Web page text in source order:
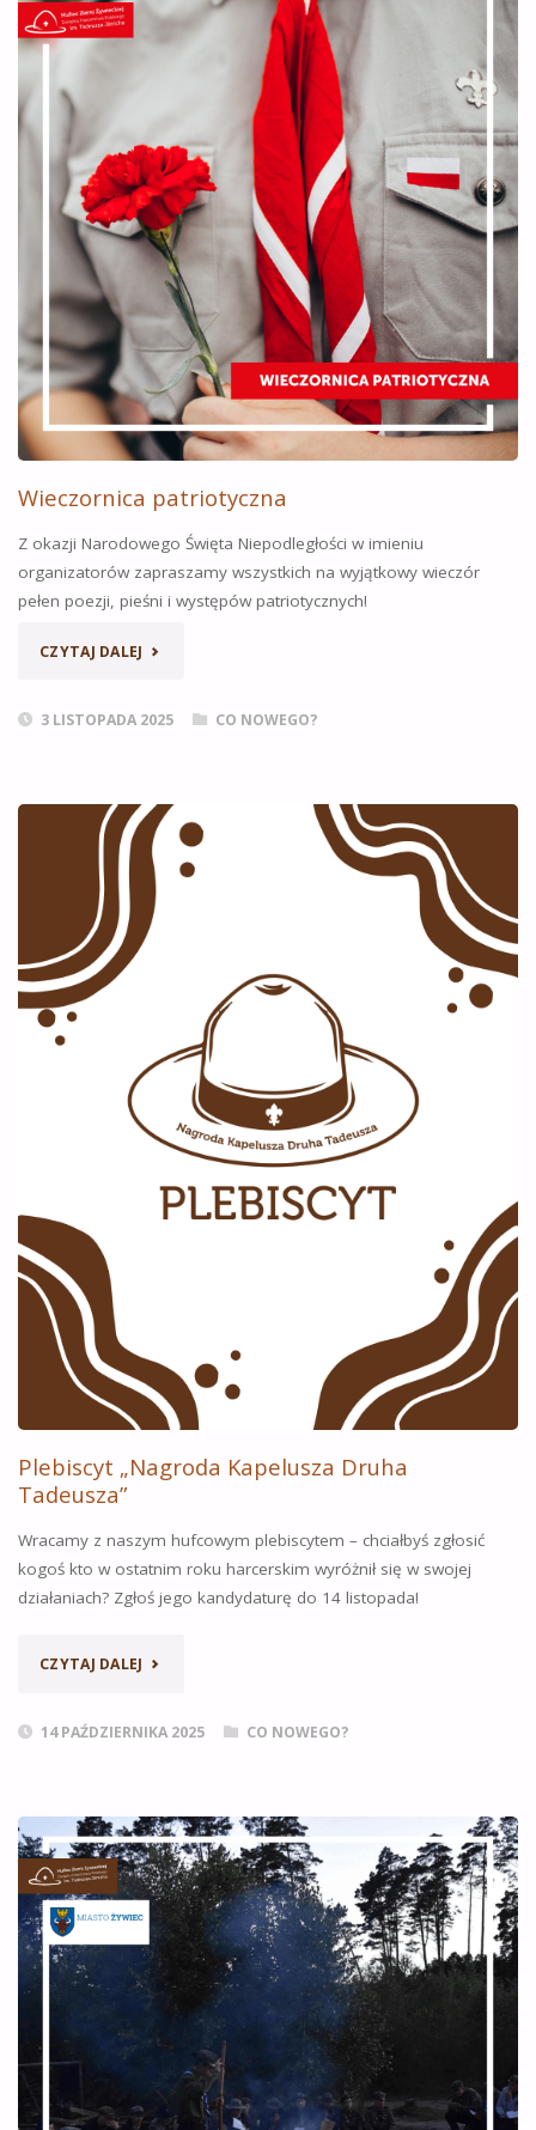
Wieczornica patriotyczna
Z okazji Narodowego Święta Niepodległości w imieniu
organizatorów zapraszamy wszystkich na wyjątkowy wieczór
pełen poezji, pieśni i występów patriotycznych!
CZYTAJ DALEJ „WIECZORNICA
3 LISTOPADA 2025
CO NOWEGO?
Plebiscyt „Nagroda Kapelusza Druha
Tadeusza”
Wracamy z naszym hufcowym plebiscytem – chciałbyś zgłosić
kogoś kto w ostatnim roku harcerskim wyróżnił się w swojej
działaniach? Zgłoś jego kandydaturę do 14 listopada!
CZYTAJ DALEJ „PLEBISCYT
TADEUSZA””
14 PAŹDZIERNIKA 2025 CO NOWEGO?